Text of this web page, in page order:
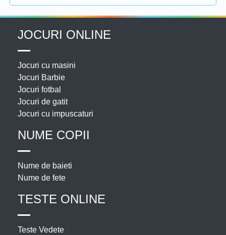
JOCURI ONLINE
Jocuri cu masini
Jocuri Barbie
Jocuri fotbal
Jocuri de gatit
Jocuri cu impuscaturi
NUME COPII
Nume de baieti
Nume de fete
TESTE ONLINE
Teste Vedete